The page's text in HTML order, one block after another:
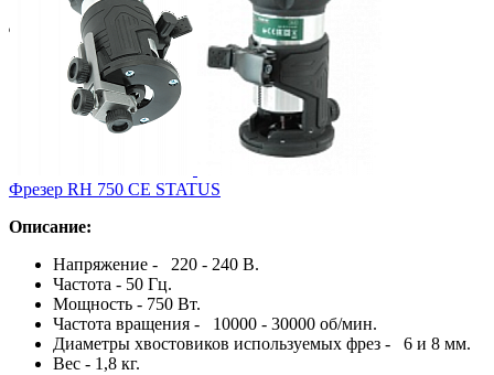
Фрезер RH 750 CE STATUS
Описание:
Напряжение - 220 - 240 B.
Частота - 50 Гц.
Мощность - 750 Bт.
Частота вращения - 10000 - 30000 об/мин.
Диаметры хвостовиков используемых фрез - 6 и 8 мм.
Вес - 1,8 кг.